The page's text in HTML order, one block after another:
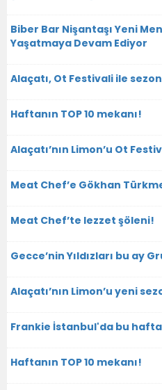
Biber Bar Nişantaşı Yeni
Yaşatmaya Devam Ediyor
Alaçatı, Ot Festivali ile
Haftanın TOP 10 mekanı!
Alaçatı’nın Limon’u Ot
Meat Chef’e Gökhan
Meat Chef’te lezzet şöleni!
Gecce’nin Yıldızları bu ay
Alaçatı’nın Limon’u yeni
Frankie İstanbul'da bu
Haftanın TOP 10 mekanı!